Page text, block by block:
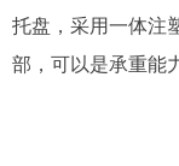
托盘，采用一体注
部，可以是承重能